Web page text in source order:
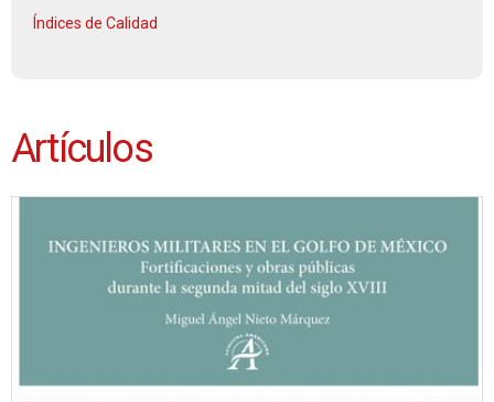
Índices de Calidad
Artículos